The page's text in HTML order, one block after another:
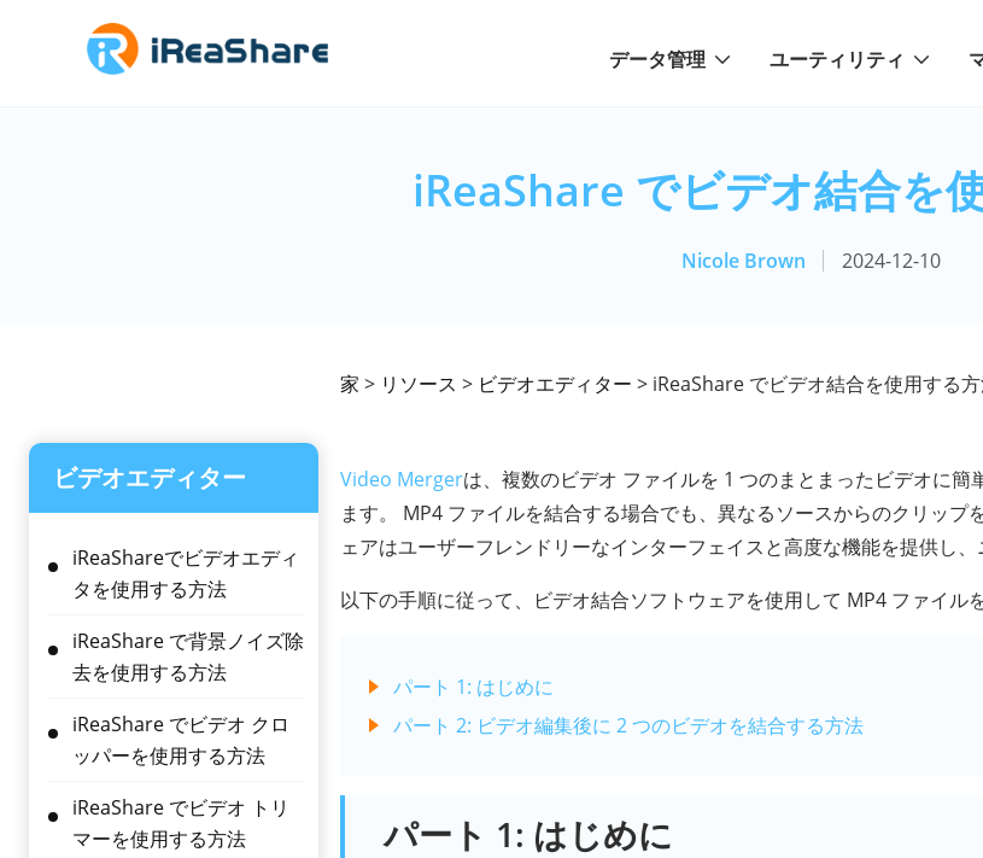
データ管理 ユーティリティ
iReaShare でビデオ結合を
Nicole Brown 2024-12-10
家 > リソース > ビデオエディター > iReaShare でビデオ結合を使用する
ビデオエディター
iReaShareでビデオエディ
タを使用する方法
iReaShare で背景ノイズ除
去を使用する方法
iReaShare でビデオ クロ
ッパーを使用する方法
iReaShare でビデオ トリ
マーを使用する方法
Video Mergerは、複数のビデオ ファイルを 1 つのまとまったビデオに簡
ます。 MP4 ファイルを結合する場合でも、異なるソースからのクリップ
ェアはユーザーフレンドリーなインターフェイスと高度な機能を提供し、
以下の手順に従って、ビデオ結合ソフトウェアを使用して MP4 ファイル
パート 1: はじめに
パート 2: ビデオ編集後に 2 つのビデオを結合する方法
パート 1: はじめに